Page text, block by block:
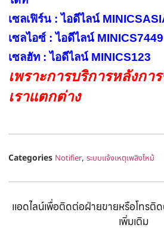
เซลเฟิร์น : ไอดีไลน์
เซลไอซ์ : ไอดีไลน์ MINICS7449
เซลฮัท : ไอดีไลน์ MINICS123
เพราะการบริการหลังกา
เราแตกต่าง
Categories Notifier, ระบบแจ้งเหตุเพลิงไหม้
แอดไลน์เพื่อติดต่อฝ่ายขายหรือโทรติ
เพิ่มเติม